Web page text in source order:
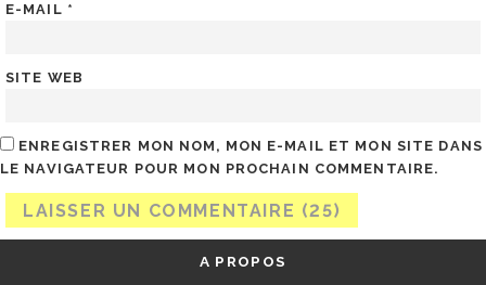
E-MAIL *
SITE WEB
ENREGISTRER MON NOM, MON E-MAIL ET MON SITE DANS
LE NAVIGATEUR POUR MON PROCHAIN COMMENTAIRE.
A PROPOS